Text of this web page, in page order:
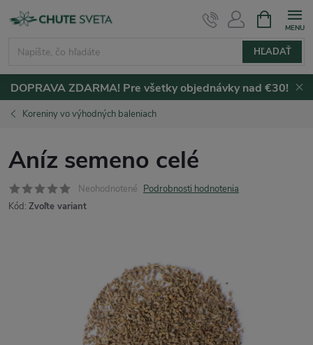
Prejsť
HĽADAŤ
KOŠÍK
DOPRAVA ZDARMA! Pre všetky objednávky nad €30!
Koreniny vo výhodných baleniach
Aníz semeno celé
Neohodnotené Podrobnosti hodnotenia
Kód: Zvoľte variant